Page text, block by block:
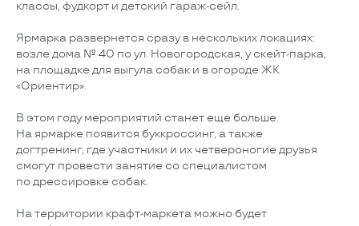
классы, фудкорт и детский гараж-сейл.
Ярмарка развернется сразу в нескольких локациях:
возле дома № 40 по ул. Новогородская, у скейт-парка,
на площадке для выгула собак и в огороде ЖК
«Ориентир».
В этом году мероприятий станет еще больше.
На ярмарке появится буккроссинг, а также
догтренинг, где участники и их четвероногие друзья
смогут провести занятие со специалистом
по дрессировке собак.
На территории крафт-маркета можно будет